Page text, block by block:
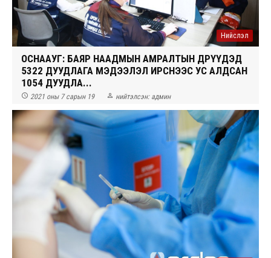
Нийслэл
ОСНААУГ: БАЯР НААДМЫН АМРАЛТЫН ӨДРҮҮДЭД
5322 ДУУДЛАГА МЭДЭЭЛЭЛ ИРСНЭЭС УС АЛДСАН
1054 ДУУДЛА...
 2021 оны 7 сарын 19  нийтэлсэн: админ